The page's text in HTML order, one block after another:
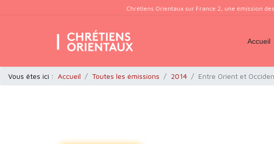
Chrétiens Orientaux sur France 2, une émission
Accueil
Vous êtes ici : Accueil Toutes les émissions 2014 Entre Orient et